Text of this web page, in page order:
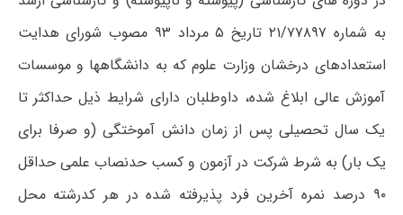
به شماره ۲۱/۷۷۸۹۷ تاریخ ۵ مرداد ۹۳ مصوب شورای هدایت
استعدادهای درخشان وزارت علوم که به دانشگاهها و موسسات
آموزش عالی ابلاغ شده، داوطلبان دارای شرایط ذیل حداکثر تا
یک سال تحصیلی پس از زمان دانش آموختگی (و صرفا برای
یک بار) به شرط شرکت در آزمون و کسب حدنصاب علمی حداقل
۹۰ درصد نمره آخرین فرد پذیرفته شده در هر کدرشته محل